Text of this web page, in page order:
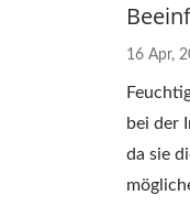
16 Apr,
bei der
da sie